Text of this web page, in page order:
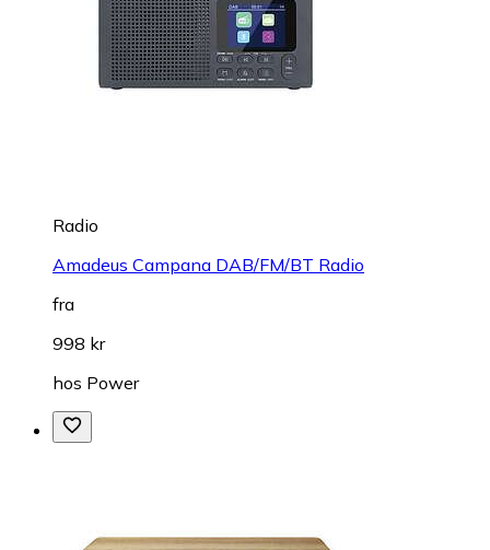
Radio
Amadeus Campana DAB/FM/BT Radio
fra
998 kr
hos Power